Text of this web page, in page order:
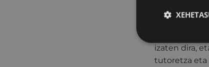
izaten dira,
tutoretza eta